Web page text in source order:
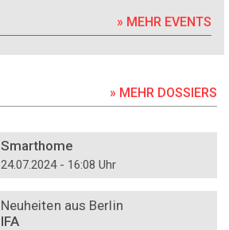
» MEHR EVENTS
» MEHR DOSSIERS
Smarthome
24.07.2024 - 16:08 Uhr
Neuheiten aus Berlin
IFA